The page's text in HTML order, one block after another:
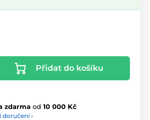
Přidat do košíku
zdarma od 10 000 Kč
doručení ›